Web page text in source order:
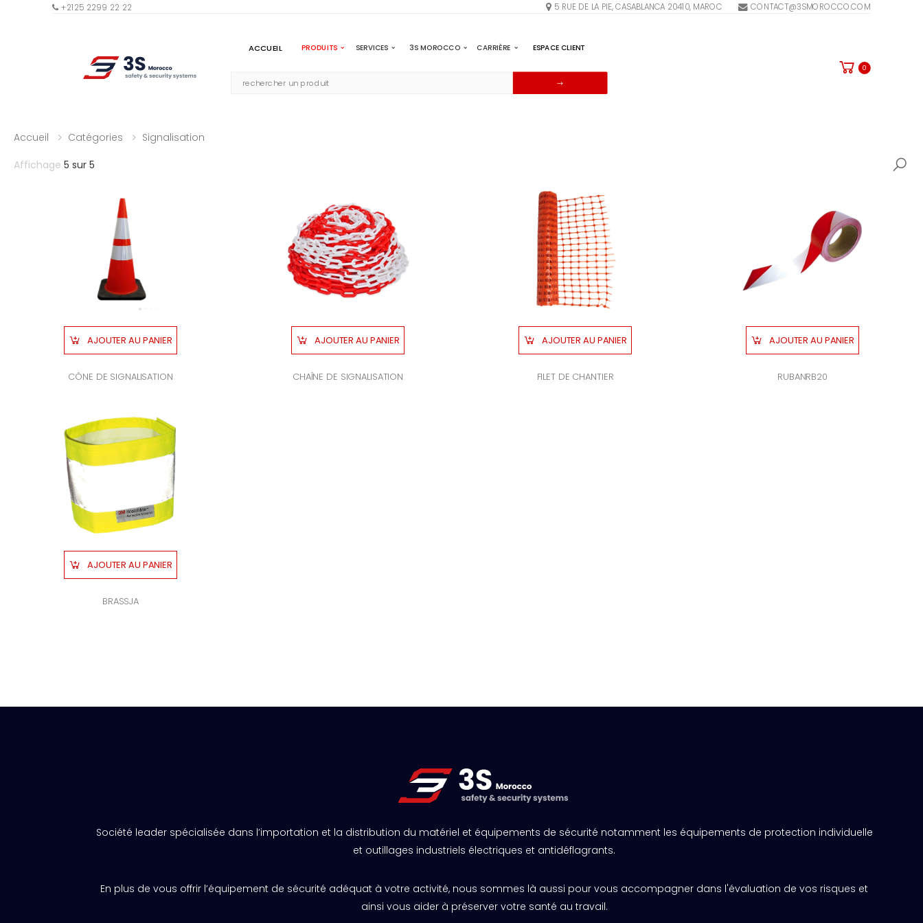
+2125 2299 22 22 5 RUE DE LA PIE, CASABLANCA 20410, MAROC CONTACT@3SMOROCCO.COM
ACCUEIL PRODUITS SERVICES 3S MOROCCO CARRIÈRE ESPACE CLIENT
0
Accueil Catégories
Signalisation
Affichage 5 sur 5
AJOUTER AU PANIER
CÔNE DE SIGNALISATION
AJOUTER AU PANIER
CHAÎNE DE SIGNALISATION
AJOUTER AU PANIER
FILET DE CHANTIER
AJOUTER AU PANIER
RUBANRB20
AJOUTER AU PANIER
BRASSJA
Société leader spécialisée dans l’importation et la distribution du matériel et équipements de sécurité notamment les équipements de protection individuelle
et outillages industriels électriques et antidéflagrants.
En plus de vous offrir l’équipement de sécurité adéquat à votre activité, nous sommes là aussi pour vous accompagner dans l'évaluation de vos risques et
ainsi vous aider à préserver votre santé au travail.